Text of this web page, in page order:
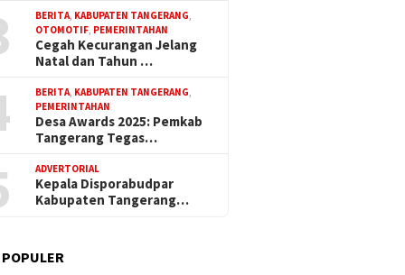
BERITA, KABUPATEN TANGERANG,
OTOMOTIF, PEMERINTAHAN
Cegah Kecurangan Jelang
Natal dan Tahun …
BERITA, KABUPATEN TANGERANG,
PEMERINTAHAN
Desa Awards 2025: Pemkab
Tangerang Tegas…
ADVERTORIAL
Kepala Disporabudpar
Kabupaten Tangerang…